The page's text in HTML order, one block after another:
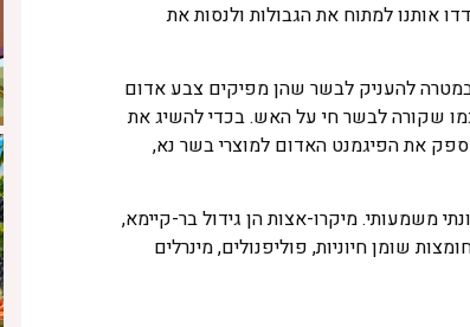
אותנו למתוח את הגבולות ולנסות את
להעניק לבשר שהן מפיקים צבע אדום
שקורה לבשר חי על האש. בכדי להשיג את
את הפיגמנט האדום למוצרי בשר נא,
משמעותי. מיקרו-אצות הן גידול בר-קיימא,
ערך לחומצות שומן חיוניות, פוליפנולים, מינרלים